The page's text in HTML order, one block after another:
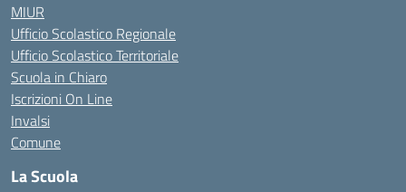
MIUR
Ufficio Scolastico Regionale
Ufficio Scolastico Territoriale
Scuola in Chiaro
Iscrizioni On Line
Invalsi
Comune
La Scuola